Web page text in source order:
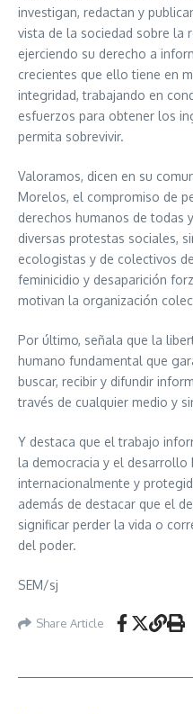
investigan, redactan y
vista de la sociedad sobre la
ejerciendo su derecho a
crecientes que ello tiene en
integridad, trabajando en
esfuerzos para obtener los
permita sobrevivir.
Valoramos, dicen en su
Morelos, el compromiso de
derechos humanos de todas
diversas protestas sociales,
ecologistas y de colectivos
feminicidio y desaparición
motivan la organización
Por último, señala que la
humano fundamental que
buscar, recibir y difundir
través de cualquier medio y
Y destaca que el trabajo
la democracia y el desarrollo
internacionalmente y
además de destacar que el
significar perder la vida o
del poder.
SEM/sj
Share Article